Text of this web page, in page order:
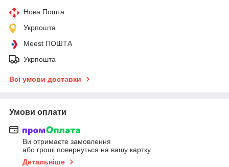
Нова Пошта
Укрпошта
Meest ПОШТА
Укрпошта
Всі умови доставки
Умови оплати
Ви отримаєте замовлення
або гроші повернуться на вашу картку
Детальніше